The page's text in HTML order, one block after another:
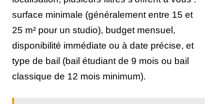
surface minimale (généralement entre 15 et
25 m² pour un studio), budget mensuel,
disponibilité immédiate ou à date précise, et
type de bail (bail étudiant de 9 mois ou bail
classique de 12 mois minimum).